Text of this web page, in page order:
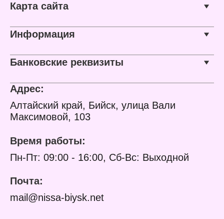
Карта сайта
Информация
Банковские реквизиты
Адрес:
Алтайский край, Бийск, улица Вали
Максимовой, 103
Время работы:
Пн-Пт: 09:00 - 16:00, Сб-Вс: Выходной
Почта:
mail@nissa-biysk.net